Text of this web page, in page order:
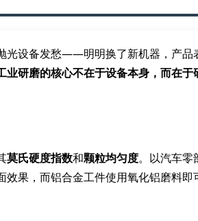
光设备发愁——明明换了新机器，产品
业研磨的核心不在于设备本身，而在于
莫氏硬度指数和颗粒均匀度。以汽车零
果，而铝合金工件使用氧化铝磨料即